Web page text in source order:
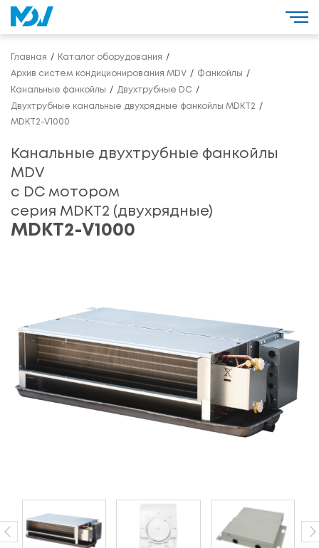
Главная Каталог оборудования
Архив систем кондиционирования MDV Фанкойлы
Канальные фанкойлы Двухтрубные DC
Двухтрубные канальные двухрядные фанкойлы MDKT2
MDKT2-V1000
Канальные двухтрубные фанкойлы
MDV
с DС мотором
серия MDKT2 (двухрядные)
MDKT2-V1000